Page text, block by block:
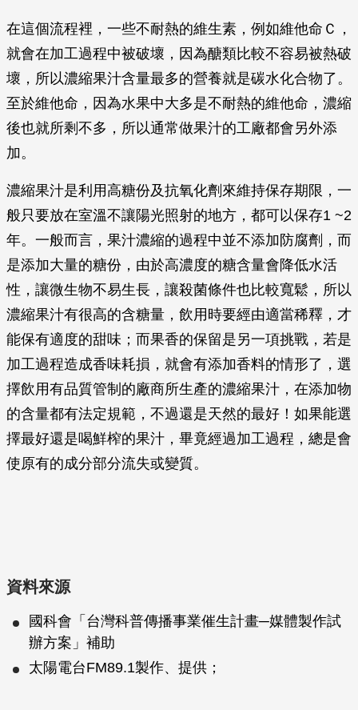
在這個流程裡，一些不耐熱的維生素，例如維他命Ｃ，
就會在加工過程中被破壞，因為醣類比較不容易被熱破
壞，所以濃縮果汁含量最多的營養就是碳水化合物了。
至於維他命，因為水果中大多是不耐熱的維他命，濃縮
後也就所剩不多，所以通常做果汁的工廠都會另外添
加。
濃縮果汁是利用高糖份及抗氧化劑來維持保存期限，一
般只要放在室溫不讓陽光照射的地方，都可以保存1 ~2
年。一般而言，果汁濃縮的過程中並不添加防腐劑，而
是添加大量的糖份，由於高濃度的糖含量會降低水活
性，讓微生物不易生長，讓殺菌條件也比較寬鬆，所以
濃縮果汁有很高的含糖量，飲用時要經由適當稀釋，才
能保有適度的甜味；而果香的保留是另一項挑戰，若是
加工過程造成香味耗損，就會有添加香料的情形了，選
擇飲用有品質管制的廠商所生產的濃縮果汁，在添加物
的含量都有法定規範，不過還是天然的最好！如果能選
擇最好還是喝鮮榨的果汁，畢竟經過加工過程，總是會
使原有的成分部分流失或變質。
資料來源
國科會「台灣科普傳播事業催生計畫─媒體製作試
辦方案」補助
太陽電台FM89.1製作、提供；